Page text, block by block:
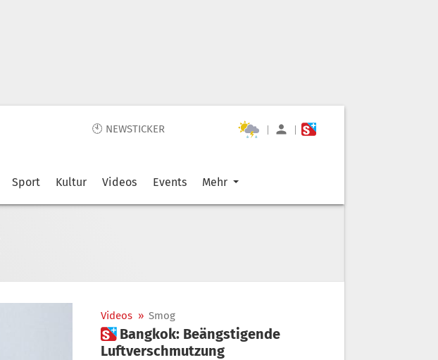
🕙 NEWSTICKER | |
Sport Kultur Videos Events Mehr
Videos » Smog
 Bangkok: Beängstigende
Luftverschmutzung